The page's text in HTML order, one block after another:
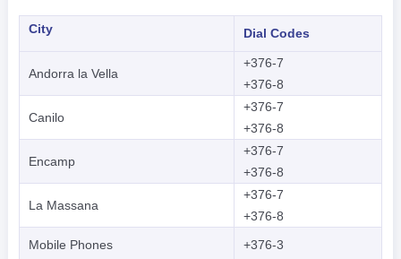
City Dial Codes
Andorra la Vella
+376-7
+376-8
Canilo
+376-7
+376-8
Encamp
+376-7
+376-8
La Massana
+376-7
+376-8
Mobile Phones
+376-3